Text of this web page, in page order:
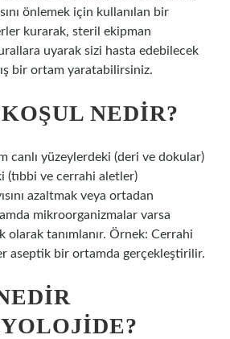
önlemek için kullanılan bir
kurarak, steril ekipman
uyarak sizi hasta edebilecek
bir ortam yaratabilirsiniz.
NEDIR?
canlı yüzeylerdeki (deri ve dokular)
(tıbbi ve cerrahi aletler)
azaltmak veya ortadan
mikroorganizmalar varsa
olarak tanımlanır. Örnek: Cerrahi
aseptik bir ortamda gerçekleştirilir.